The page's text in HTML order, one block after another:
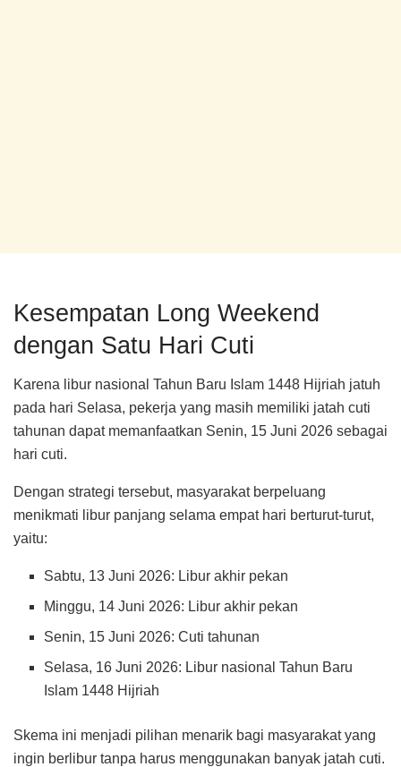
Kesempatan Long Weekend
dengan Satu Hari Cuti
Karena libur nasional Tahun Baru Islam 1448 Hijriah jatuh
pada hari Selasa, pekerja yang masih memiliki jatah cuti
tahunan dapat memanfaatkan Senin, 15 Juni 2026 sebagai
hari cuti.
Dengan strategi tersebut, masyarakat berpeluang
menikmati libur panjang selama empat hari berturut-turut,
yaitu:
Sabtu, 13 Juni 2026: Libur akhir pekan
Minggu, 14 Juni 2026: Libur akhir pekan
Senin, 15 Juni 2026: Cuti tahunan
Selasa, 16 Juni 2026: Libur nasional Tahun Baru
Islam 1448 Hijriah
Skema ini menjadi pilihan menarik bagi masyarakat yang
ingin berlibur tanpa harus menggunakan banyak jatah cuti.